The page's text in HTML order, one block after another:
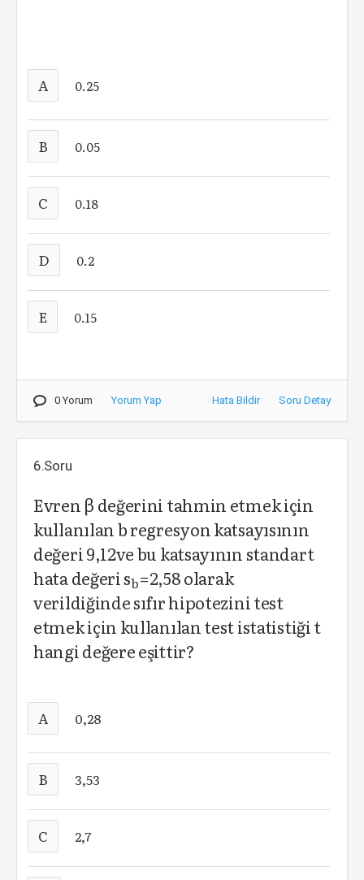
A 0.25
B 0.05
C 0.18
D 0.2
E 0.15
0 Yorum Yorum Yap Hata Bildir Soru Detay
6.Soru
Evren β değerini tahmin etmek için
kullanılan b regresyon katsayısının
değeri 9,12ve bu katsayının standart
hata değeri sb=2,58 olarak
verildiğinde sıfır hipotezini test
etmek için kullanılan test istatistiği t
hangi değere eşittir?
A 0,28
B 3,53
C 2,7